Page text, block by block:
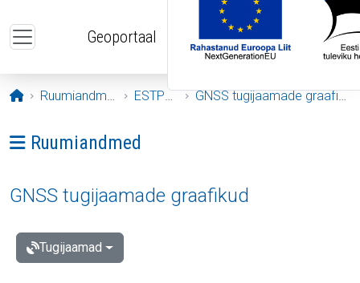
Geoportaal
Avaleht
Ruumiandmed ESTPOS GNSS tugijaamade graafikud
Ava menüü: Ruumiandmed
Ruumiandmed
GNSS tugijaamade graafikud
Tugijaamad